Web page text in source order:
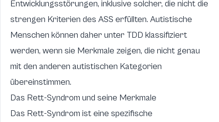
Entwicklungsstörungen, inklusive solcher, die nicht die
strengen Kriterien des ASS erfüllten. Autistische
Menschen können daher unter TDD klassifiziert
werden, wenn sie Merkmale zeigen, die nicht genau
mit den anderen autistischen Kategorien
übereinstimmen.
Das Rett-Syndrom und seine Merkmale
Das Rett-Syndrom ist eine spezifische